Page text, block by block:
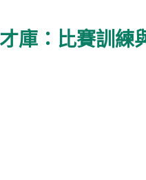
庫：比賽訓練